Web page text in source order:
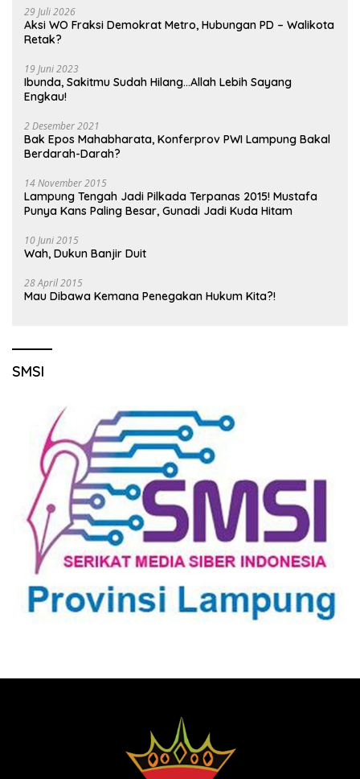
29 Juli 2026
Aksi WO Fraksi Demokrat Metro, Hubungan PD – Walikota
Retak?
19 Juni 2023
Ibunda, Sakitmu Sudah Hilang…Allah Lebih Sayang
Engkau!
2 Desember 2021
Bak Epos Mahabharata, Konferprov PWI Lampung Bakal
Berdarah-Darah?
14 November 2015
Lampung Tengah Jadi Pilkada Terpanas 2015! Mustafa
Punya Kans Paling Besar, Gunadi Jadi Kuda Hitam
10 Juni 2015
Wah, Dukun Banjir Duit
28 April 2015
Mau Dibawa Kemana Penegakan Hukum Kita?!
SMSI